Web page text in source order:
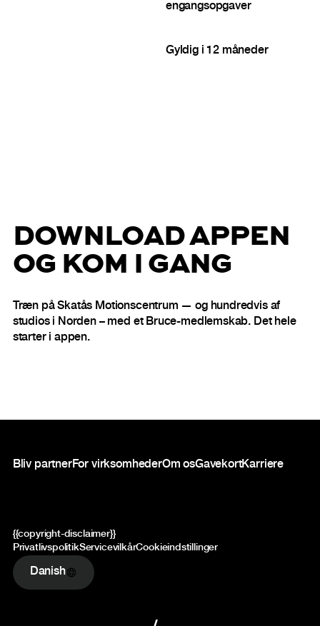
engangsopgaver
Gyldig i 12 måneder
DOWNLOAD APPEN
OG KOM I GANG
Træn på Skatås Motionscentrum — og hundredvis af
studios i Norden – med et Bruce-medlemskab. Det hele
starter i appen.
Bliv partnerFor virksomhederOm osGavekortKarriere
{{copyright-disclaimer}}
PrivatlivspolitikServicevilkårCookieindstillinger
Danish